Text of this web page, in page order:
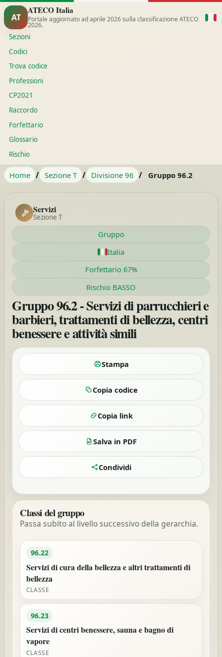
AT
ATECO Italia
Portale aggiornato ad aprile 2026 sulla classificazione ATECO
2026.
Sezioni
Codici
Trova codice
Professioni
CP2021
Raccordo
Forfettario
Glossario
Rischio
Home / Sezione T / Divisione 96 / Gruppo 96.2
Servizi
Sezione T
Gruppo
Italia
Forfettario 67%
Rischio BASSO
Gruppo 96.2 - Servizi di parrucchieri e
barbieri, trattamenti di bellezza, centri
benessere e attività simili
Stampa
Copia codice
Copia link
Salva in PDF
Condividi
Classi del gruppo
Passa subito al livello successivo della gerarchia.
96.22
Servizi di cura della bellezza e altri trattamenti di
bellezza
CLASSE
96.23
Servizi di centri benessere, sauna e bagno di
vapore
CLASSE